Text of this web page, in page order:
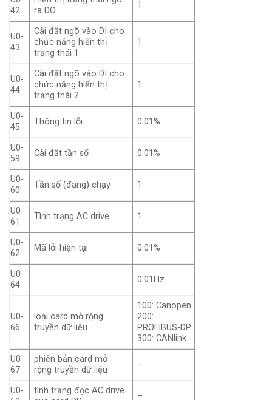
42
ra DO
1
U0-
43
Cài đặt ngõ vào DI cho
chức năng hiển thị
trạng thái 1
1
U0-
44
Cài đặt ngõ vào DI cho
chức năng hiển thị
trạng thái 2
1
U0-
45
Thông tin lỗi 0.01%
U0-
59
Cài đặt tần số 0.01%
U0-
60
Tần số (đang) chạy 1
U0-
61
Tình trạng AC drive 1
U0-
62
Mã lỗi hiện tại 0.01%
U0-
64
0.01Hz
U0-
66
loại card mở rộng
truyền dữ liệu
100: Canopen
200:
PROFIBUS-DP
300: CANlink
U0-
67
phiên bản card mở
rộng truyền dữ liệu
–
U0-
tình trạng đọc AC drive
–